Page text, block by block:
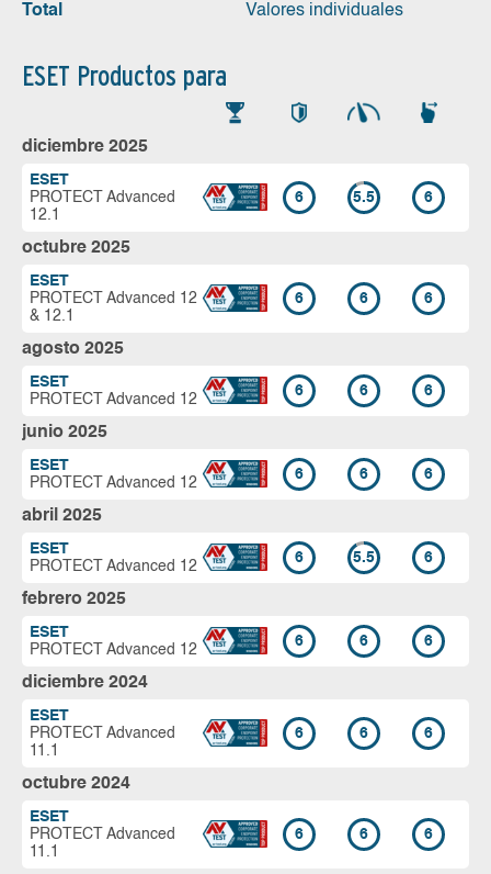
Total Valores individuales
ESET Productos para
diciembre 2025
ESET
PROTECT Advanced
12.1
6 5.5 6
octubre 2025
ESET
PROTECT Advanced 12
& 12.1
6 6 6
agosto 2025
ESET
PROTECT Advanced 12
6 6 6
junio 2025
ESET
PROTECT Advanced 12
6 6 6
abril 2025
ESET
PROTECT Advanced 12
6 5.5 6
febrero 2025
ESET
PROTECT Advanced 12
6 6 6
diciembre 2024
ESET
PROTECT Advanced
11.1
6 6 6
octubre 2024
ESET
PROTECT Advanced
11.1
6 6 6